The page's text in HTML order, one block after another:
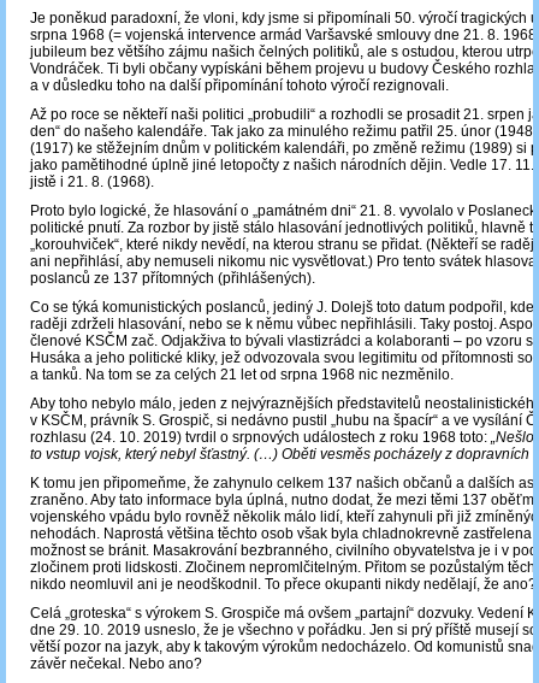
Je poněkud paradoxní, že vloni, kdy jsme si připomínali 50. výročí tragických
srpna 1968 (= vojenská intervence armád Varšavské smlouvy dne 21. 8.
jubileum bez většího zájmu našich čelných politiků, ale s ostudou, kterou
Vondráček. Ti byli občany vypískáni během projevu u budovy Českého
a v důsledku toho na další připomínání tohoto výročí rezignovali.
Až po roce se někteří naši politici „probudili“ a rozhodli se prosadit 21. srpen
den“ do našeho kalendáře. Tak jako za minulého režimu patřil 25. únor
(1917) ke stěžejním dnům v politickém kalendáři, po změně režimu (1989) si
jako pamětihodné úplně jiné letopočty z našich národních dějin. Vedle 17. 11.
jistě i 21. 8. (1968).
Proto bylo logické, že hlasování o „památném dni“ 21. 8. vyvolalo v
politické pnutí. Za rozbor by jistě stálo hlasování jednotlivých politiků, hlavně
„korouhviček“, které nikdy nevědí, na kterou stranu se přidat. (Někteří se
ani nepřihlásí, aby nemuseli nikomu nic vysvětlovat.) Pro tento svátek
poslanců ze 137 přítomných (přihlášených).
Co se týká komunistických poslanců, jediný J. Dolejš toto datum podpořil,
raději zdrželi hlasování, nebo se k němu vůbec nepřihlásili. Taky postoj.
členové KSČM zač. Odjakživa to bývali vlastizrádci a kolaboranti – po vzoru
Husáka a jeho politické kliky, jež odvozovala svou legitimitu od přítomnosti
a tanků. Na tom se za celých 21 let od srpna 1968 nic nezměnilo.
Aby toho nebylo málo, jeden z nejvýraznějších představitelů
v KSČM, právník S. Grospič, si nedávno pustil „hubu na špacír“ a ve vysílání
rozhlasu (24. 10. 2019) tvrdil o srpnových událostech z roku 1968 toto:
to vstup vojsk, který nebyl šťastný. (…) Oběti vesměs pocházely z dopravních
K tomu jen připomeňme, že zahynulo celkem 137 našich občanů a dalších
zraněno. Aby tato informace byla úplná, nutno dodat, že mezi těmi 137
vojenského vpádu bylo rovněž několik málo lidí, kteří zahynuli při již
nehodách. Naprostá většina těchto osob však byla chladnokrevně
možnost se bránit. Masakrování bezbranného, civilního obyvatelstva je i v
zločinem proti lidskosti. Zločinem nepromlčitelným. Přitom se pozůstalým
nikdo neomluvil ani je neodškodnil. To přece okupanti nikdy nedělají, že ano?!
Celá „groteska“ s výrokem S. Grospiče má ovšem „partajní“ dozvuky. Vedení
dne 29. 10. 2019 usneslo, že je všechno v pořádku. Jen si prý příště musejí
větší pozor na jazyk, aby k takovým výrokům nedocházelo. Od komunistů
závěr nečekal. Nebo ano?